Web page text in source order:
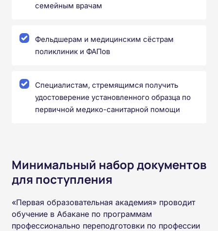
семейным врачам
Фельдшерам и медицинским сёстрам
поликлиник и ФАПов
Специалистам, стремящимся получить
удостоверение установленного образца по
первичной медико-санитарной помощи
Минимальный набор документов
для поступления
«Первая образовательная академия» проводит
обучение в Абакане по программам
профессионально переподготовки по профессии